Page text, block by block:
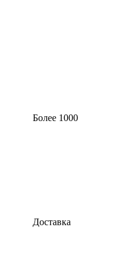
Более 1000
Доставка